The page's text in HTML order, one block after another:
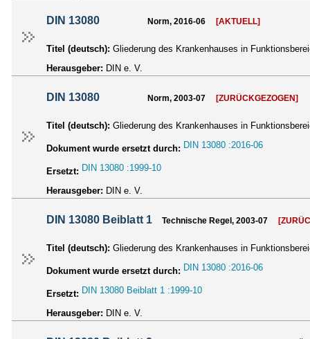
DIN 13080 Norm, 2016-06 [AKTUELL]
Titel (deutsch): Gliederung des Krankenhauses in
Herausgeber: DIN e. V.
DIN 13080 Norm, 2003-07 [ZURÜCKGEZOGEN]
Titel (deutsch): Gliederung des Krankenhauses in
Dokument wurde ersetzt durch: DIN 13080 :2016-06
Ersetzt: DIN 13080 :1999-10
Herausgeber: DIN e. V.
DIN 13080 Beiblatt 1 Technische Regel, 2003-07
Titel (deutsch): Gliederung des Krankenhauses in
Dokument wurde ersetzt durch: DIN 13080 :2016-06
Ersetzt: DIN 13080 Beiblatt 1 :1999-10
Herausgeber: DIN e. V.